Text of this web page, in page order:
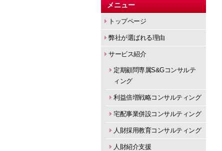
メニュー
トップページ
弊社が選ばれる理由
サービス紹介
定期顧問専属S&Gコンサルテ
ィング
利益倍増戦略コンサルティング
宅配事業併設コンサルティング
人財採用教育コンサルティング
人財紹介支援